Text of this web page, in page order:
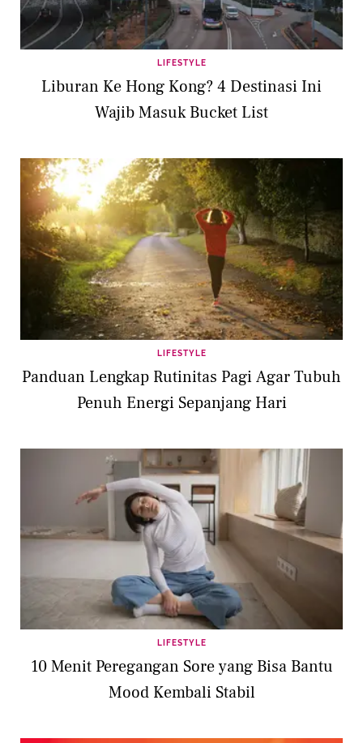
LIFESTYLE
Liburan Ke Hong Kong? 4 Destinasi Ini
Wajib Masuk Bucket List
LIFESTYLE
Panduan Lengkap Rutinitas Pagi Agar Tubuh
Penuh Energi Sepanjang Hari
LIFESTYLE
10 Menit Peregangan Sore yang Bisa Bantu
Mood Kembali Stabil